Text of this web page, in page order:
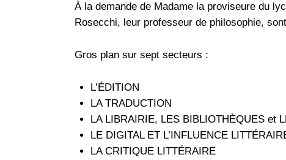
À la demande de Madame la proviseure du
Rosecchi, leur professeur de philosophie,
Gros plan sur sept secteurs :
L’ÉDITION
LA TRADUCTION
LA LIBRAIRIE, LES BIBLIOTHÈQUES et
LE DIGITAL ET L’INFLUENCE
LA CRITIQUE LITTÉRAIRE